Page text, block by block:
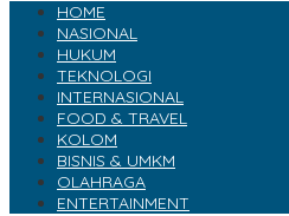
HOME
NASIONAL
HUKUM
TEKNOLOGI
INTERNASIONAL
FOOD & TRAVEL
KOLOM
BISNIS & UMKM
OLAHRAGA
ENTERTAINMENT